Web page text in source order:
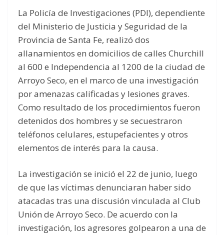
La Policía de Investigaciones (PDI), dependiente
del Ministerio de Justicia y Seguridad de la
Provincia de Santa Fe, realizó dos
allanamientos en domicilios de calles Churchill
al 600 e Independencia al 1200 de la ciudad de
Arroyo Seco, en el marco de una investigación
por amenazas calificadas y lesiones graves.
Como resultado de los procedimientos fueron
detenidos dos hombres y se secuestraron
teléfonos celulares, estupefacientes y otros
elementos de interés para la causa.
La investigación se inició el 22 de junio, luego
de que las víctimas denunciaran haber sido
atacadas tras una discusión vinculada al Club
Unión de Arroyo Seco. De acuerdo con la
investigación, los agresores golpearon a una de